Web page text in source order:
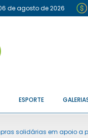
de agosto de 2026
ESPORTE
solidárias em apoio a